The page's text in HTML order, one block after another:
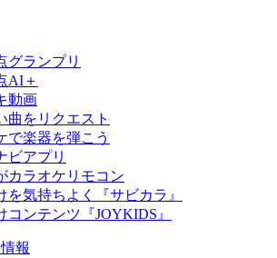
グランプリ
AI＋
動画
曲をリクエスト
で楽器を弾こう
ビアプリ
カラオケリモコン
を気持ちよく『サビカラ』
コンテンツ『JOYKIDS』
報